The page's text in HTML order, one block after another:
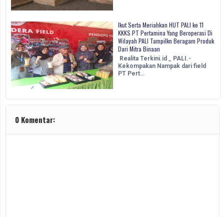
Ikut Serta Meriahkan HUT PALI ke 11
KKKS PT Pertamina Yang Beroperasi Di
Wilayah PALI Tampilkn Beragam Produk
Dari Mitra Binaan
Realita Terkini.id _ PALI.-
Kekompakan Nampak dari field
PT Pert…
0 Komentar: